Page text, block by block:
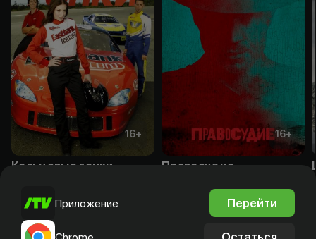
16+
Кольцевые гонки
16+
Правосудие
Приложение Перейти